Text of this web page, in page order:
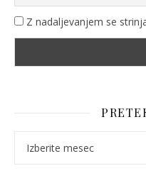
Z nadaljevanjem se